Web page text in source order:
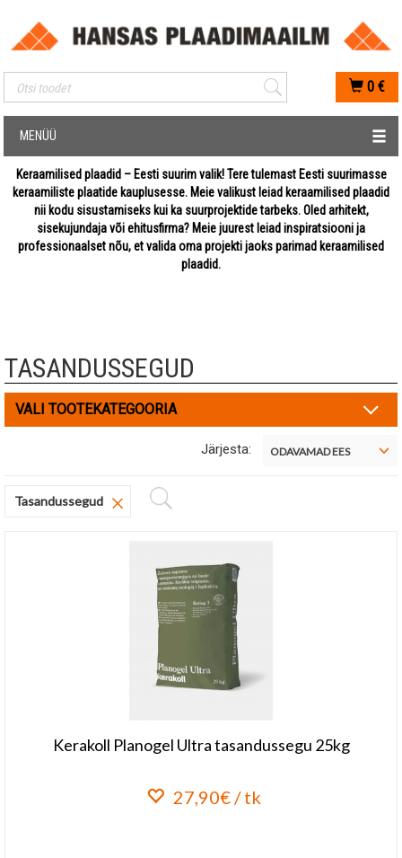
Mobiilis otsimise sisestus
0 €
MENÜÜ
Keraamilised plaadid – Eesti suurim valik! Tere tulemast Eesti suurimasse
keraamiliste plaatide kauplusesse. Meie valikust leiad keraamilised plaadid
nii kodu sisustamiseks kui ka suurprojektide tarbeks. Oled arhitekt,
sisekujundaja või ehitusfirma? Meie juurest leiad inspiratsiooni ja
professionaalset nõu, et valida oma projekti jaoks parimad keraamilised
plaadid.
TASANDUSSEGUD
VALI TOOTEKATEGOORIA
Järjesta: ODAVAMAD EES
Tasandussegud Eemalda filter
Kerakoll Planogel Ultra tasandussegu 25kg
27,90€ / tk